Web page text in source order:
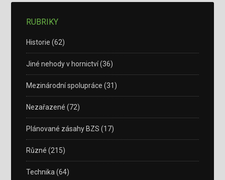
RUBRIKY
Historie (62)
Jiné nehody v hornictví(36)
Mezinárodní spolupráce (31)
Nezařazené (72)
Plánované zásahy BZS (17)
Různé (215)
Technika (64)